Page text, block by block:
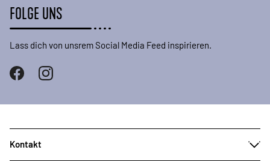
FOLGE UNS
Lass dich von unsrem Social Media Feed inspirieren.
Kontakt